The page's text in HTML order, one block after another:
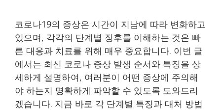
코로나19의 증상은 시간이 지남에 따라 변화하고
있으며, 각각의 단계별 징후를 이해하는 것은 빠
른 대응과 치료를 위해 매우 중요합니다. 이번 글
에서는 최신 코로나 증상 발생 순서와 특징을 상
세하게 설명하여, 여러분이 어떤 증상에 주의해
야 하는지 명확하게 파악할 수 있도록 도와드리
겠습니다. 지금 바로 각 단계별 특징과 대처 방법